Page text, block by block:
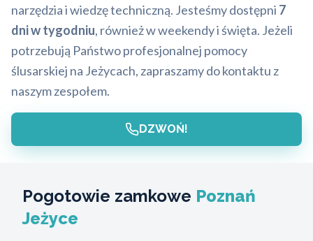
narzędzia i wiedzę techniczną. Jesteśmy dostępni 7
dni w tygodniu, również w weekendy i święta. Jeżeli
potrzebują Państwo profesjonalnej pomocy
ślusarskiej na Jeżycach, zapraszamy do kontaktu z
naszym zespołem.
DZWOŃ!
Pogotowie zamkowe Poznań
Jeżyce